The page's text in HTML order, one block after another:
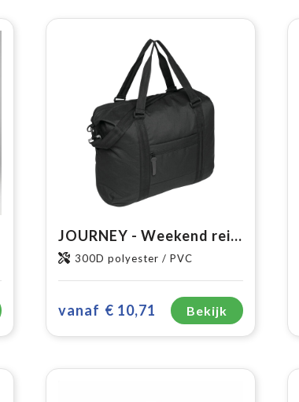
JOURNEY - Weekend reistas
300D polyester / PVC
vanaf € 10,71 Bekijk